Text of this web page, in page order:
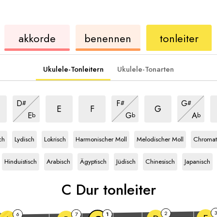
akkorde
akkorde
benennen
ukulele
tonleiter
Ukulele-Tonleitern Ukulele-Tonarten
D#
tonleiter
Eb
Dur
tonleiter
E
tonleiter
F
tonleiter
F#
tonleiter
Gb
Dur
tonleiter
G
tonleiter
G#
tonleiter
Ab
Dur
tonleiter
Lydisch
Lokrisch
Harmonischer Moll
Melodischer Moll
Hinduistisch
Arabisch
Ägyptisch
Jüdisch
Chinesisch
Japanisch
C Dur tonleiter
6 7 1 2 3